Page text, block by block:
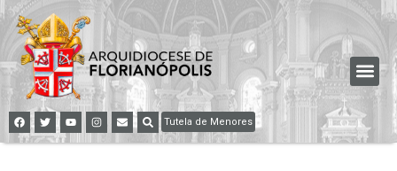
Tutela de Menores